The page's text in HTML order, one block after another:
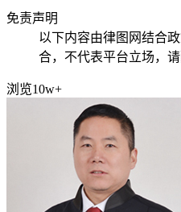
免责声明
以下内容由律图网结合
合，不代表平台立场，请
浏览10w+